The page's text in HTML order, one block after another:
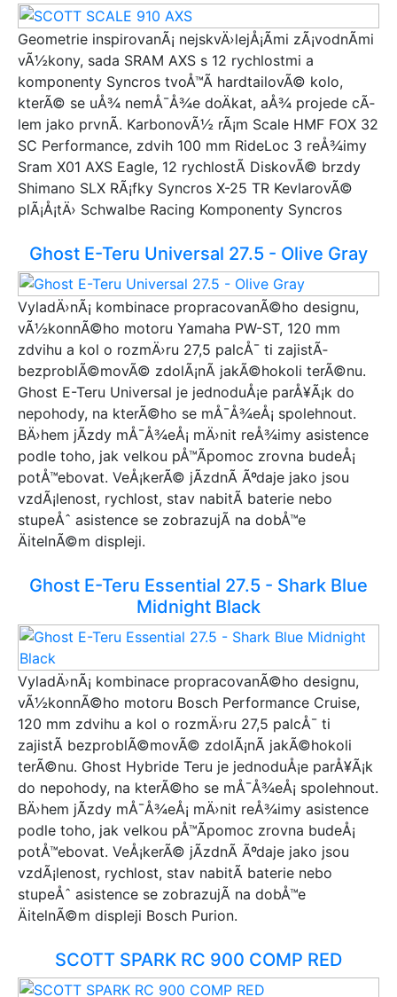
Geometrie inspirovanÃ¡ nejskvÄ›lejÅ¡Ã­mi zÃ¡vodnÃ­mi
vÃ½kony, sada SRAM AXS s 12 rychlostmi a
komponenty Syncros tvoÅ™Ã­ hardtailovÃ© kolo,
kterÃ© se uÅ¾ nemÅ¯Å¾e doÄkat, aÅ¾ projede cÃ­
lem jako prvnÃ­. KarbonovÃ½ rÃ¡m Scale HMF FOX 32
SC Performance, zdvih 100 mm RideLoc 3 reÅ¾imy
Sram X01 AXS Eagle, 12 rychlostÃ­ DiskovÃ© brzdy
Shimano SLX RÃ¡fky Syncros X-25 TR KevlarovÃ©
plÃ¡Å¡tÄ› Schwalbe Racing Komponenty Syncros
Ghost E-Teru Universal 27.5 - Olive Gray
VyladÄ›nÃ¡ kombinace propracovanÃ©ho designu,
vÃ½konnÃ©ho motoru Yamaha PW-ST, 120 mm
zdvihu a kol o rozmÄ›ru 27,5 palcÅ¯ ti zajistÃ­
bezproblÃ©movÃ© zdolÃ¡nÃ­ jakÃ©hokoli terÃ©nu.
Ghost E-Teru Universal je jednoduÅ¡e parÅ¥Ã¡k do
nepohody, na kterÃ©ho se mÅ¯Å¾eÅ¡ spolehnout.
BÄ›hem jÃ­zdy mÅ¯Å¾eÅ¡ mÄ›nit reÅ¾imy asistence
podle toho, jak velkou pÅ™Ã­pomoc zrovna budeÅ¡
potÅ™ebovat. VeÅ¡kerÃ© jÃ­zdnÃ­ Ãºdaje jako jsou
vzdÃ¡lenost, rychlost, stav nabitÃ­ baterie nebo
stupeÅˆ asistence se zobrazujÃ­ na dobÅ™e
ÄitelnÃ©m displeji.
Ghost E-Teru Essential 27.5 - Shark Blue
Midnight Black
VyladÄ›nÃ¡ kombinace propracovanÃ©ho designu,
vÃ½konnÃ©ho motoru Bosch Performance Cruise,
120 mm zdvihu a kol o rozmÄ›ru 27,5 palcÅ¯ ti
zajistÃ­ bezproblÃ©movÃ© zdolÃ¡nÃ­ jakÃ©hokoli
terÃ©nu. Ghost Hybride Teru je jednoduÅ¡e parÅ¥Ã¡k
do nepohody, na kterÃ©ho se mÅ¯Å¾eÅ¡ spolehnout.
BÄ›hem jÃ­zdy mÅ¯Å¾eÅ¡ mÄ›nit reÅ¾imy asistence
podle toho, jak velkou pÅ™Ã­pomoc zrovna budeÅ¡
potÅ™ebovat. VeÅ¡kerÃ© jÃ­zdnÃ­ Ãºdaje jako jsou
vzdÃ¡lenost, rychlost, stav nabitÃ­ baterie nebo
stupeÅˆ asistence se zobrazujÃ­ na dobÅ™e
ÄitelnÃ©m displeji Bosch Purion.
SCOTT SPARK RC 900 COMP RED